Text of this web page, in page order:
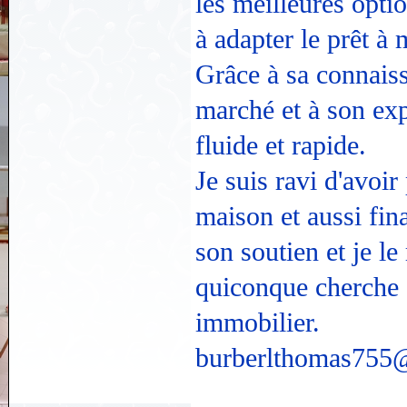
à adapter le prêt à
Grâce à sa
marché et à son
fluide et rapide.
Je suis ravi
maison et aussi
son soutien et je
quiconque
immobilier.